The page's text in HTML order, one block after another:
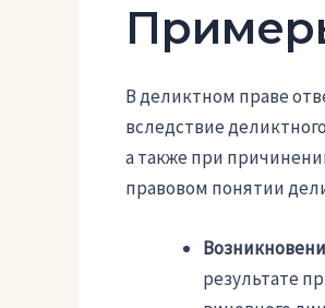
В деликтном праве
вследствие
а также при
правовом понятии
результате